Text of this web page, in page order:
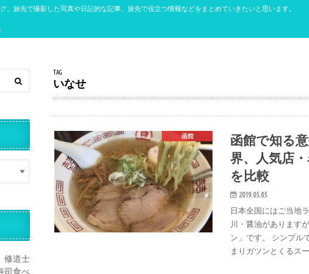
旅先で撮影した写真や日記的な記事、旅先で役立つ情報などをまとめていきたいと思います。
TAG
いなせ
函館
函館で知る
界、人気店
を比較
2019.05.05
日本全国にはご当地
川・醤油があります
ン」です。 シンプル
まりガツンとくるス
修道士
司食べ